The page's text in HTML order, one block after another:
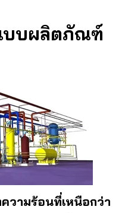
บบผลิตภัณฑ์
ความร้อนที่เหนือกว่า